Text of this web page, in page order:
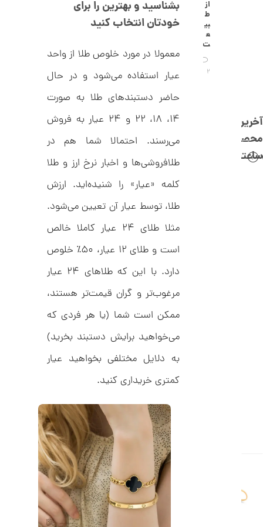
بشناسید و بهترین را برای
خودتان انتخاب کنید
معمولا در مورد خلوص طلا از واحد
عیار استفاده می‌شود و در حال
حاضر دستبندهای طلا به صورت
۱۴، ۱۸، ۲۲ و ۲۴ عیار به فروش
می‌رسند. احتمالا شما هم در
طلافروشی‌ها و اخبار نرخ ارز و طلا
کلمه «عیار» را شنیده‌اید. ارزش
طلا، توسط عیار آن تعیین می‌شود.
مثلا طلای ۲۴ عیار کاملا خالص
است و طلای ۱۲ عیار، ۵۰٪ خلوص
دارد. با این که طلاهای ۲۴ عیار
مرغوب‌تر و گران ‌قیمت‌تر هستند،
ممکن است شما (یا هر فردی که
می‌خواهید برایش دستبند بخرید)
به دلایل مختلفی بخواهید عیار
کمتری خریداری کنید.
از
ط
بی
ع
ت
2
آخرین
محصولات
ساعتچی
R
8
8
0
ت
و
م